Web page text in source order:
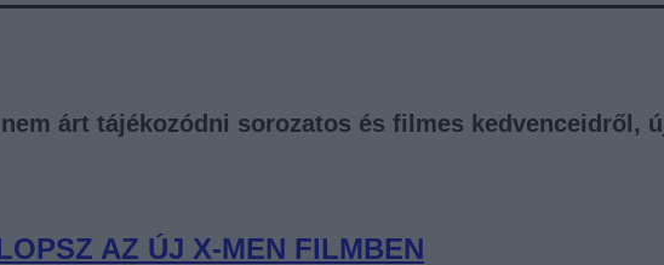
árt tájékozódni sorozatos és filmes kedvenceidről,
AZ ÚJ X-MEN FILMBEN